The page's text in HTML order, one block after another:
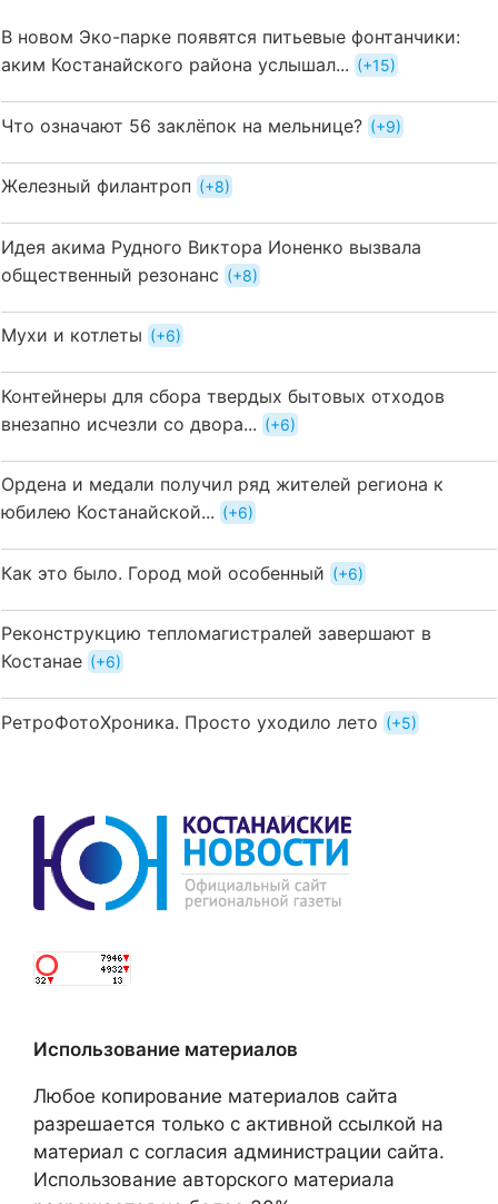
В новом Эко-парке появятся питьевые фонтанчики:
аким Костанайского района услышал...
+15
Что означают 56 заклёпок на мельнице? +9
Железный филантроп +8
Идея акима Рудного Виктора Ионенко вызвала
общественный резонанс
+8
Мухи и котлеты +6
Контейнеры для сбора твердых бытовых отходов
внезапно исчезли со двора...
+6
Ордена и медали получил ряд жителей региона к
юбилею Костанайской...
+6
Как это было. Город мой особенный +6
Реконструкцию тепломагистралей завершают в
Костанае
+6
РетроФотоХроника. Просто уходило лето +5
Использование материалов
Любое копирование материалов сайта
разрешается только с активной ссылкой на
материал с согласия администрации сайта.
Использование авторского материала